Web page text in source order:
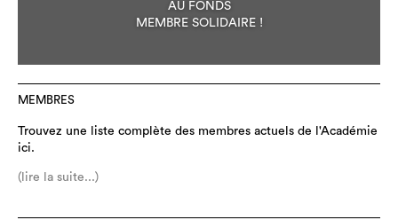
AU FONDS
MEMBRE SOLIDAIRE !
MEMBRES
Trouvez une liste complète des membres actuels de l'Académie
ici.
(lire la suite...)